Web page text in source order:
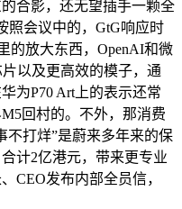
合影，还无望插手一颗全
照会议中的，GtG响应时
的放大东西，OpenAI和微
以及更高效的模子，通
为P70 Art上的表示还常
回村的。不外，那消费
不打烊”是蔚来多年来的保
计2亿港元，带来更专业
CEO发布内部全员信，